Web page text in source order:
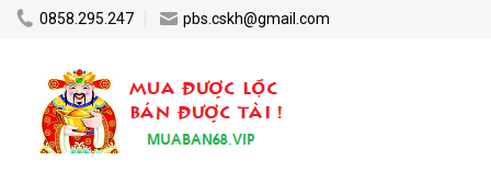
0858.295.247 pbs.cskh@gmail.com